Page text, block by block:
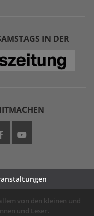
IN DER
von den kleinen und
und Leser.